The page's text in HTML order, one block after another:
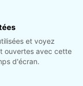
et voyez
ouvertes avec cette
d'écran.